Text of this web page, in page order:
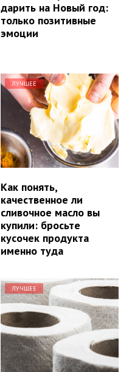
дарить на Новый год:
только позитивные
эмоции
ЛУЧШЕЕ
Как понять,
качественное ли
сливочное масло вы
купили: бросьте
кусочек продукта
именно туда
ЛУЧШЕЕ